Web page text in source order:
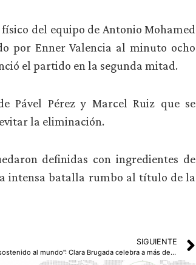
del equipo de Antonio Mohamed
por Enner Valencia al minuto ocho
el partido en la segunda mitad.
Pável Pérez y Marcel Ruiz que se
la eliminación.
definidas con ingredientes de
intensa batalla rumbo al título de la
SIGUIENTE
“Las madres han sostenido al mundo”: Clara Brugada celebra a más de 1500 mujeres en Tláhuac